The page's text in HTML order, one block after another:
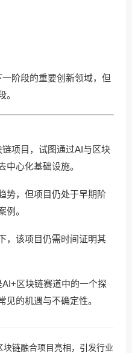
阶段的重要创新领域，但
。
项目，试图通过AI与区块
中心化基础设施。
势，但项目仍处于早期阶
例。
，该项目仍需时间证明其
区块链赛道中的一个探
见的机遇与不确定性。
链融合项目亮相，引发行业